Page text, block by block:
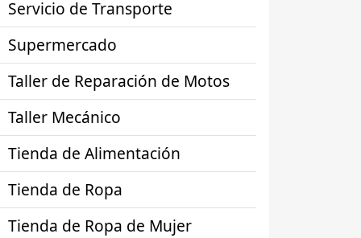
Servicio de Transporte
Supermercado
Taller de Reparación de Motos
Taller Mecánico
Tienda de Alimentación
Tienda de Ropa
Tienda de Ropa de Mujer